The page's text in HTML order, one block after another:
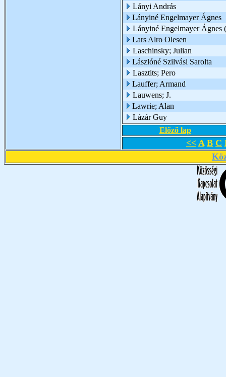
Lányi András
Lányiné Engelmayer Ágnes
Lányiné Engelmayer Ágnes
Lars Alro Olesen
Laschinsky; Julian
Lászlóné Szilvási Sarolta
Lasztits; Pero
Lauffer; Armand
Lauwens; J.
Lawrie; Alan
Lázár Guy
Előző lap
<< A B C